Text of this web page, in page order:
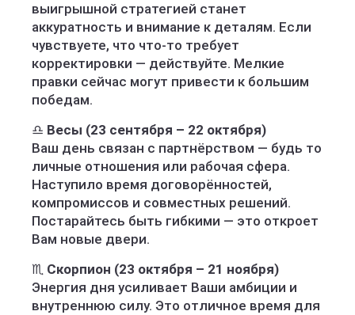
выигрышной стратегией станет
аккуратность и внимание к деталям. Если
чувствуете, что что-то требует
корректировки — действуйте. Мелкие
правки сейчас могут привести к большим
победам.
♎ Весы (23 сентября – 22 октября)
Ваш день связан с партнёрством — будь то
личные отношения или рабочая сфера.
Наступило время договорённостей,
компромиссов и совместных решений.
Постарайтесь быть гибкими — это откроет
Вам новые двери.
♏ Скорпион (23 октября – 21 ноября)
Энергия дня усиливает Ваши амбиции и
внутреннюю силу. Это отличное время для